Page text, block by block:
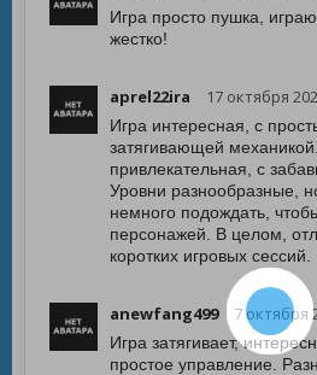
Игра просто пушка,
жестко!
aprel22ira 17 октября
Игра интересная, с
затягивающей
привлекательная, с
Уровни разнообразные,
немного подождать,
персонажей. В целом,
коротких игровых сессий.
anewfang499 7 октября
Игра затягивает,
простое управление.